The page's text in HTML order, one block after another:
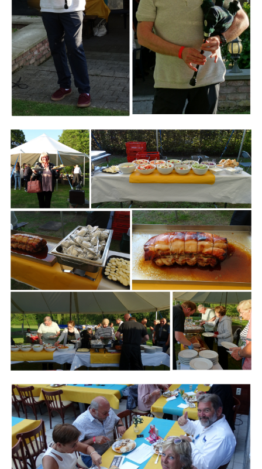
Branding
ARMCHAIR
Branding
ARMCHAIR